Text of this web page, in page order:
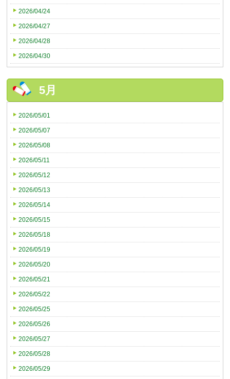
2026/04/24
2026/04/27
2026/04/28
2026/04/30
5月
2026/05/01
2026/05/07
2026/05/08
2026/05/11
2026/05/12
2026/05/13
2026/05/14
2026/05/15
2026/05/18
2026/05/19
2026/05/20
2026/05/21
2026/05/22
2026/05/25
2026/05/26
2026/05/27
2026/05/28
2026/05/29